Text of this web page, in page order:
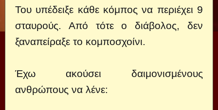
Του υπέδειξε κάθε κόμπος να περιέχει 9
σταυρούς. Από τότε ο διάβολος, δεν
ξαναπείραξε το κομποσχοίνι.
Έχω ακούσει δαιμονισμένους
ανθρώπους να λένε: